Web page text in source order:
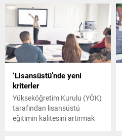
ülkeden 7 bin rakibini geride
bırakıp dünyanın en iyi 50
öğretmeni arasına girdi.
‘Lisansüstü’nde yeni
kriterler
Yükseköğretim Kurulu (YÖK)
tarafından lisansüstü
eğitimin kalitesini artırmak